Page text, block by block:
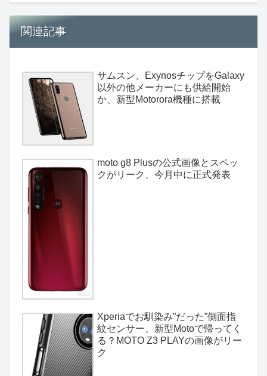
関連記事
サムスン、ExynosチップをGalaxy
以外の他メーカーにも供給開始
か、新型Motorora機種に搭載
moto g8 Plusの公式画像とスペッ
クがリーク、今月中に正式発表
Xperiaでお馴染み”だった”側面指
紋センサー、新型Motoで帰ってく
る？MOTO Z3 PLAYの画像がリー
ク